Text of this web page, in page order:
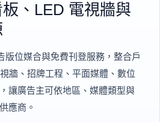
、LED 電視牆與
版位媒合與免費刊登服務，整合戶
牆、招牌工程、平面媒體、數位
讓廣告主可依地區、媒體類型與
應商。